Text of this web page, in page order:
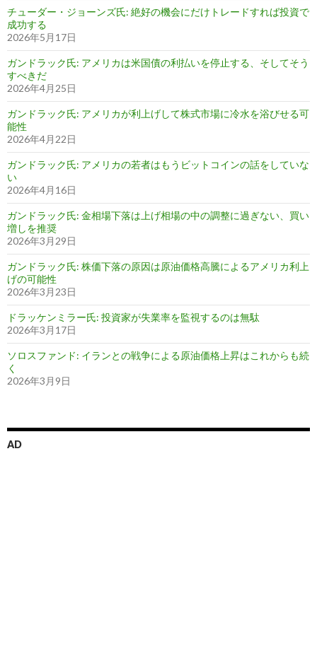
チューダー・ジョーンズ氏: 絶好の機会にだけトレードすれば投資で
成功する
2026年5月17日
ガンドラック氏: アメリカは米国債の利払いを停止する、そしてそう
すべきだ
2026年4月25日
ガンドラック氏: アメリカが利上げして株式市場に冷水を浴びせる可
能性
2026年4月22日
ガンドラック氏: アメリカの若者はもうビットコインの話をしていな
い
2026年4月16日
ガンドラック氏: 金相場下落は上げ相場の中の調整に過ぎない、買い
増しを推奨
2026年3月29日
ガンドラック氏: 株価下落の原因は原油価格高騰によるアメリカ利上
げの可能性
2026年3月23日
ドラッケンミラー氏: 投資家が失業率を監視するのは無駄
2026年3月17日
ソロスファンド: イランとの戦争による原油価格上昇はこれからも続
く
2026年3月9日
AD